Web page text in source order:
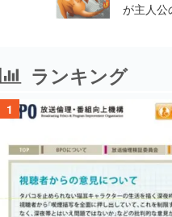
が主人公
ランキング
1